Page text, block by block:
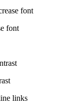
font
font
links